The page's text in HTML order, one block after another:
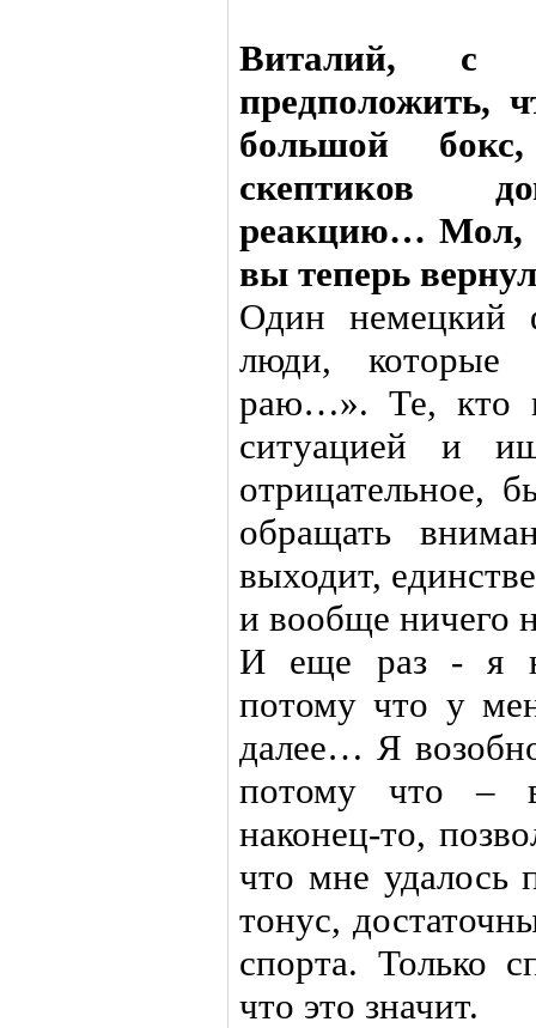
Виталий, с
предположить,
большой
скептиков
реакцию… Мол,
вы теперь
Один немецкий
люди, которые
раю…». Те, кто
ситуацией и
отрицательное,
обращать
выходит,
и вообще ничего
И еще раз - я
потому что у
далее… Я
потому что –
наконец-то,
что мне удалось
тонус,
спорта. Только
что это значит.